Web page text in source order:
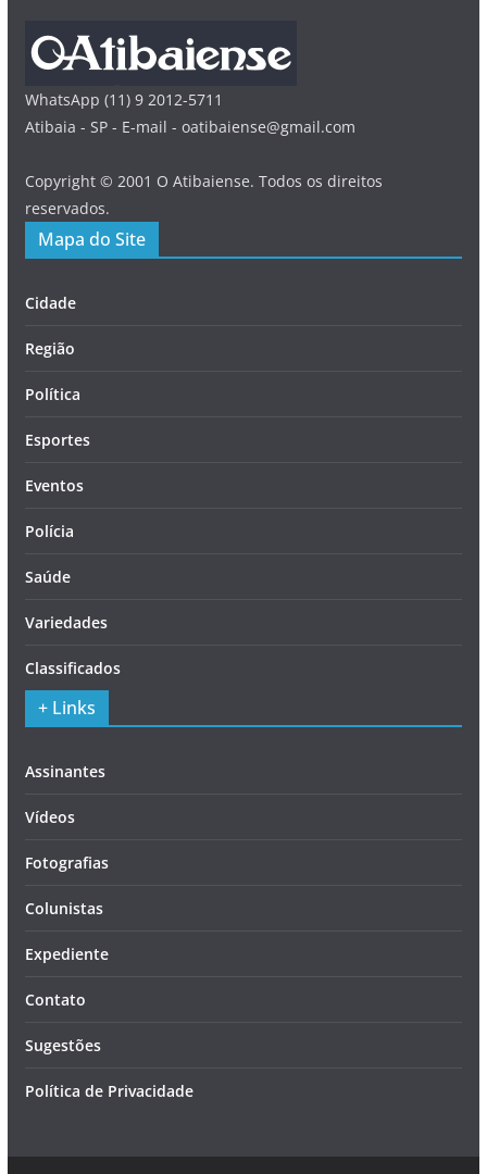
WhatsApp (11) 9 2012-5711
Atibaia - SP - E-mail - oatibaiense@gmail.com
Copyright © 2001 O Atibaiense. Todos os direitos
reservados.
Mapa do Site
Cidade
Região
Política
Esportes
Eventos
Polícia
Saúde
Variedades
Classificados
+ Links
Assinantes
Vídeos
Fotografias
Colunistas
Expediente
Contato
Sugestões
Política de Privacidade